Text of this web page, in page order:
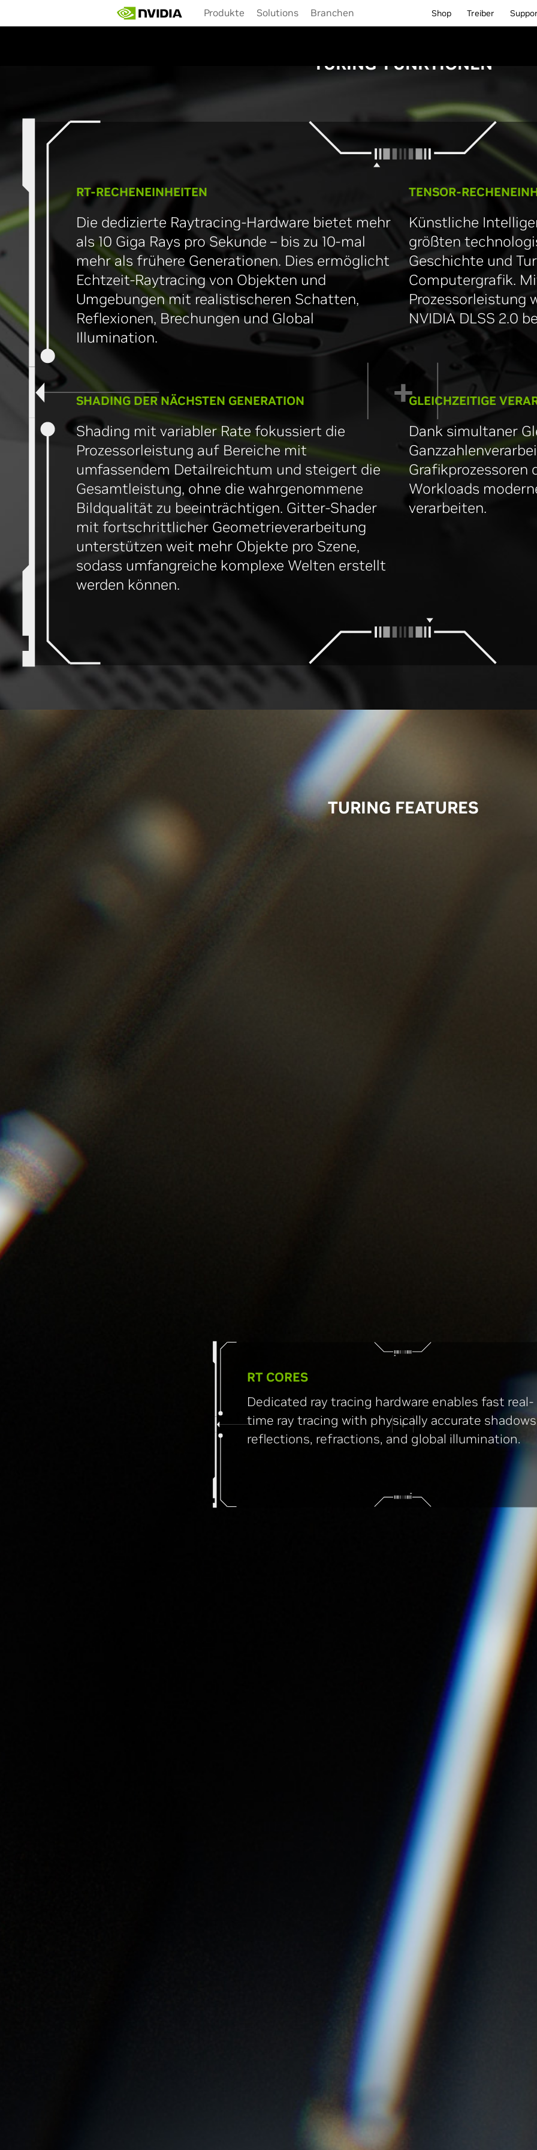
main
Produkte Solutions Branchen Shop Treiber
TURING-FUNKTIONEN
RT-RECHENEINHEITEN
Die dedizierte Raytracing-Hardware bietet mehr
als 10 Giga Rays pro Sekunde – bis zu 10-mal
mehr als frühere Generationen. Dies ermöglicht
Echtzeit-Raytracing von Objekten und
Umgebungen mit realistischeren Schatten,
Reflexionen, Brechungen und Global
Illumination.
TENSOR-
Künstliche
größten
Geschichte und
Computergrafik.
Prozessorleistung
NVIDIA DLSS 2.0
SHADING DER NÄCHSTEN GENERATION
Shading mit variabler Rate fokussiert die
Prozessorleistung auf Bereiche mit
umfassendem Detailreichtum und steigert die
Gesamtleistung, ohne die wahrgenommene
Bildqualität zu beeinträchtigen. Gitter-Shader
mit fortschrittlicher Geometrieverarbeitung
unterstützen weit mehr Objekte pro Szene,
sodass umfangreiche komplexe Welten erstellt
werden können.
GLEICHZEITIGE
Dank simultaner
Grafikprozessoren
Workloads
verarbeiten.
TURING FEATURES
RT CORES
Dedicated ray tracing hardware enables fast real-
time ray tracing with physically accurate
reflections, refractions, and global illumination.